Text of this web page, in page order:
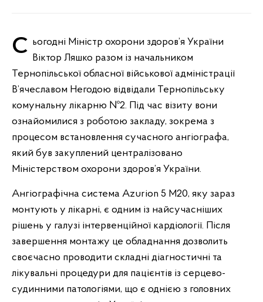
Сьогодні Міністр охорони здоров’я України Віктор Ляшко разом із начальником
Тернопільської обласної військової адміністрації
В’ячеславом Негодою відвідали Тернопільську
комунальну лікарню №2. Під час візиту вони
ознайомилися з роботою закладу, зокрема з
процесом встановлення сучасного ангіографа,
який був закуплений централізовано
Міністерством охорони здоров’я України.
Ангіографічна система Azurion 5 M20, яку зараз
монтують у лікарні, є одним із найсучасніших
рішень у галузі інтервенційної кардіології. Після
завершення монтажу це обладнання дозволить
своєчасно проводити складні діагностичні та
лікувальні процедури для пацієнтів із серцево-
судинними патологіями, що є однією з головних